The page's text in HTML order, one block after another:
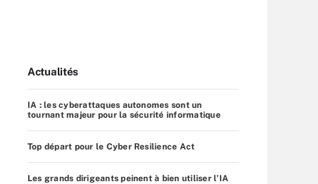
Actualités
IA : les cyberattaques autonomes sont un
tournant majeur pour la sécurité informatique
Top départ pour le Cyber Resilience Act
Les grands dirigeants peinent à bien utiliser l’IA